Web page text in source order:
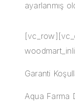
ayarlanmış
Garanti
Aqua Farma